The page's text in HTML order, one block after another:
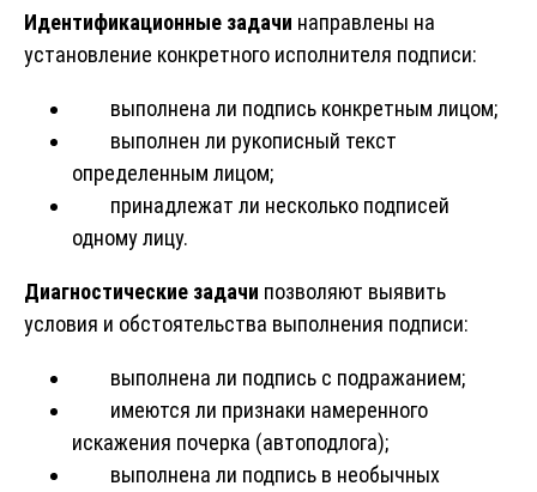
Идентификационные задачи направлены на
установление конкретного исполнителя подписи:
выполнена ли подпись конкретным лицом;
выполнен ли рукописный текст
определенным лицом;
принадлежат ли несколько подписей
одному лицу.
Диагностические задачи позволяют выявить
условия и обстоятельства выполнения подписи:
выполнена ли подпись с подражанием;
имеются ли признаки намеренного
искажения почерка (автоподлога);
выполнена ли подпись в необычных